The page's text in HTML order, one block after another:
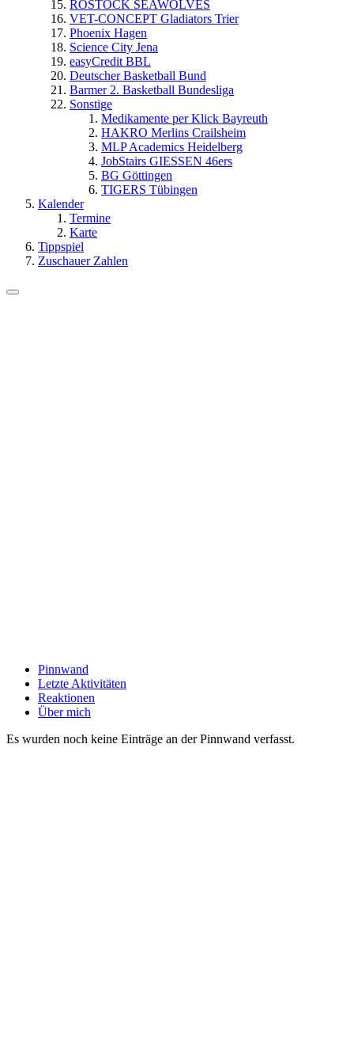
ROSTOCK SEAWOLVES
VET-CONCEPT Gladiators Trier
Phoenix Hagen
Science City Jena
easyCredit BBL
Deutscher Basketball Bund
Barmer 2. Basketball Bundesliga
Sonstige
Medikamente per Klick Bayreuth
HAKRO Merlins Crailsheim
MLP Academics Heidelberg
JobStairs GIESSEN 46ers
BG Göttingen
TIGERS Tübingen
Kalender
Termine
Karte
Tippspiel
Zuschauer Zahlen
Pinnwand
Letzte Aktivitäten
Reaktionen
Über mich
Es wurden noch keine Einträge an der Pinnwand verfasst.